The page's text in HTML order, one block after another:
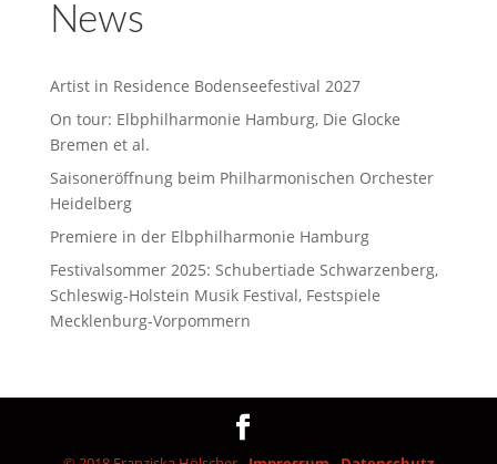
News
Artist in Residence Bodenseefestival 2027
On tour: Elbphilharmonie Hamburg, Die Glocke
Bremen et al.
Saisoneröffnung beim Philharmonischen Orchester
Heidelberg
Premiere in der Elbphilharmonie Hamburg
Festivalsommer 2025: Schubertiade Schwarzenberg,
Schleswig-Holstein Musik Festival, Festspiele
Mecklenburg-Vorpommern